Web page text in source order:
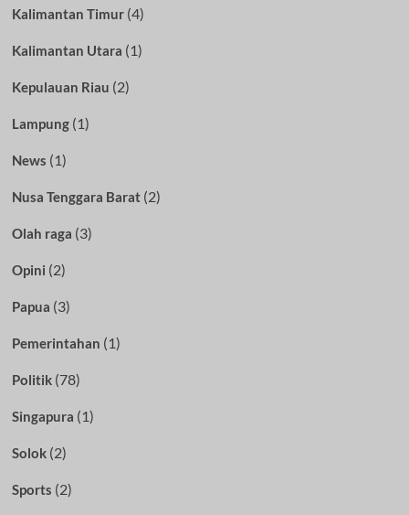
Kalimantan Timur(4)
Kalimantan Utara (1)
Kepulauan Riau (2)
Lampung(1)
News (1)
Nusa Tenggara Barat(2)
Olah raga (3)
Opini (2)
Papua (3)
Pemerintahan (1)
Politik(78)
Singapura (1)
Solok(2)
Sports (2)